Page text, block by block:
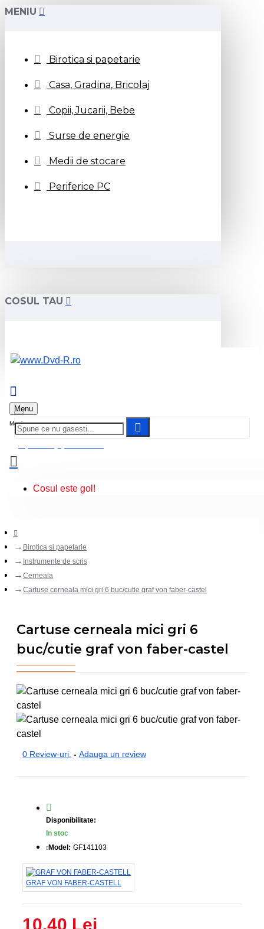
MENIU
Birotica si papetarie
Casa, Gradina, Bricolaj
Copii, Jucarii, Bebe
Surse de energie
Medii de stocare
Periferice PC
COSUL TAU
Menu
Cosul este gol!
Birotica si papetarie
Instrumente de scris
Cerneala
Cartuse cerneala mici gri 6 buc/cutie graf von faber-castel
Cartuse cerneala mici gri 6
buc/cutie graf von faber-castel
0 Review-uri. - Adauga un review
10.40 Lei
Disponibilitate:
In stoc
Model: GF141103
GRAF VON FABER-CASTELL